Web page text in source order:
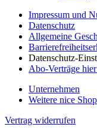
Impressum und
Datenschutz
Allgemeine
Datenschutz-
Abo-Verträge
Unternehmen
Weitere nice
Vertrag widerrufen